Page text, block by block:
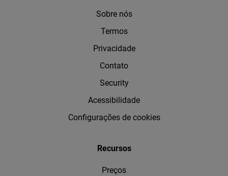
Sobre nós
Termos
Privacidade
Contato
Security
Acessibilidade
Configurações de cookies
Recursos
Preços